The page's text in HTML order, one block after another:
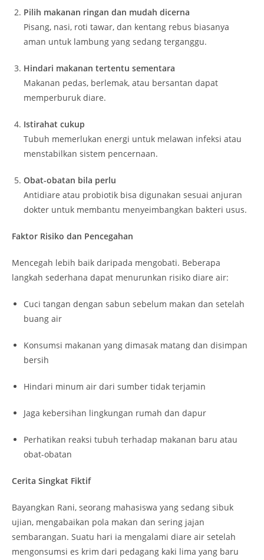
Pilih makanan ringan dan mudah dicerna
Pisang, nasi, roti tawar, dan kentang rebus biasanya
aman untuk lambung yang sedang terganggu.
Hindari makanan tertentu sementara
Makanan pedas, berlemak, atau bersantan dapat
memperburuk diare.
Istirahat cukup
Tubuh memerlukan energi untuk melawan infeksi atau
menstabilkan sistem pencernaan.
Obat-obatan bila perlu
Antidiare atau probiotik bisa digunakan sesuai anjuran
dokter untuk membantu menyeimbangkan bakteri usus.
Faktor Risiko dan Pencegahan
Mencegah lebih baik daripada mengobati. Beberapa
langkah sederhana dapat menurunkan risiko diare air:
Cuci tangan dengan sabun sebelum makan dan setelah
buang air
Konsumsi makanan yang dimasak matang dan disimpan
bersih
Hindari minum air dari sumber tidak terjamin
Jaga kebersihan lingkungan rumah dan dapur
Perhatikan reaksi tubuh terhadap makanan baru atau
obat-obatan
Cerita Singkat Fiktif
Bayangkan Rani, seorang mahasiswa yang sedang sibuk
ujian, mengabaikan pola makan dan sering jajan
sembarangan. Suatu hari ia mengalami diare air setelah
mengonsumsi es krim dari pedagang kaki lima yang baru